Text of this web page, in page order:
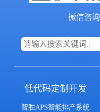
微信咨询
低代码定制开发
智胜APS智能排产系统